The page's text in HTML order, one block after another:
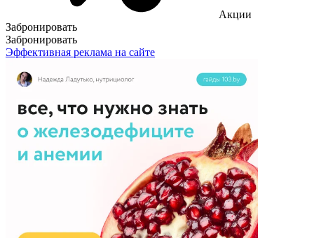
Акции
Забронировать
Забронировать
Эффективная реклама на сайте